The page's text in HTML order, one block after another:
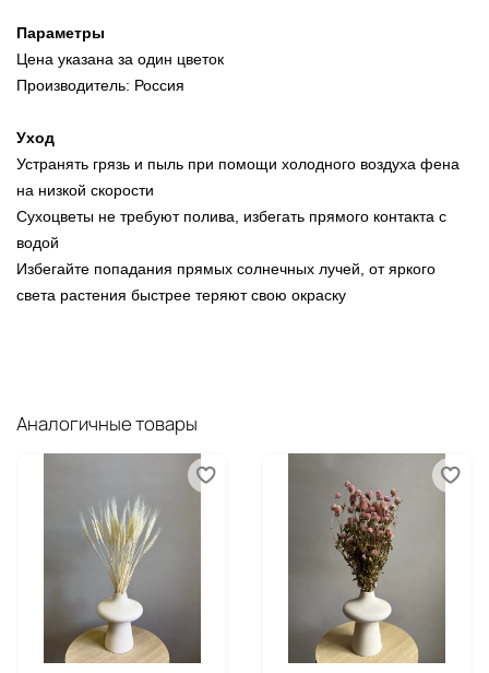
Параметры
Цена указана за один цветок
Производитель: Россия
Уход
Устранять грязь и пыль при помощи холодного воздуха фена
на низкой скорости
Сухоцветы не требуют полива, избегать прямого контакта с
водой
Избегайте попадания прямых солнечных лучей, от яркого
света растения быстрее теряют свою окраску
Аналогичные товары